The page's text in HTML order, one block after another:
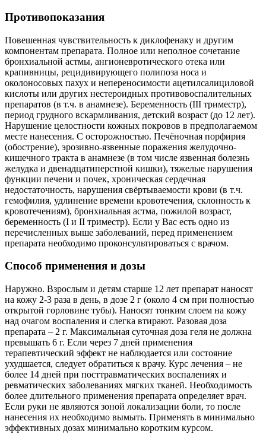
Противопоказания
Повешенная чувствительность к диклофенаку и другим
компонентам препарата. Полное или неполное сочетание
бронхиальной астмы, ангионевротического отека или
крапивницы, рецидивирующего полипоза носа и
околоносовых пахух и непереносимости ацетилсалициловой
кислоты или других нестероидных противовоспалительных
препаратов (в т.ч. в анамнезе). Беременность (III триместр),
период грудного вскармливания, детский возраст (до 12 лет).
Нарушение целостности кожных покровов в предполагаемом
месте нанесения. С осторожностью. Печёночная порфирия
(обострение), эрозивно-язвенные поражения желудочно-
кишечного тракта в анамнезе (в том числе язвенная болезнь
желудка и двенадцатиперстной кишки), тяжелые нарушения
функции печени и почек, хроническая сердечная
недостаточность, нарушения свёртываемости крови (в т.ч.
гемофилия, удлинение времени кровотечения, склонность к
кровотечениям), бронхиальная астма, пожилой возраст,
беременность (I и II триместр). Если у Вас есть одно из
перечисленных выше заболеваний, перед применением
препарата необходимо проконсультироваться с врачом.
Способ применения и дозы
Наружно. Взрослым и детям старше 12 лет препарат наносят
на кожу 2-3 раза в день, в дозе 2 г (около 4 см при полностью
открытой горловине тубы). Наносят тонким слоем на кожу
над очагом воспаления и слегка втирают. Разовая доза
препарата – 2 г. Максимальная суточная доза геля не должна
превышать 6 г. Если через 7 дней применения
терапевтический эффект не наблюдается или состояние
ухудшается, следует обратиться к врачу. Курс лечения – не
более 14 дней при посттравматических воспалениях и
ревматических заболеваниях мягких тканей. Необходимость
более длительного применения препарата определяет врач.
Если руки не являются зоной локализации боли, то после
нанесения их необходимо вымыть. Применять в минимально
эффективных дозах минимально коротким курсом.